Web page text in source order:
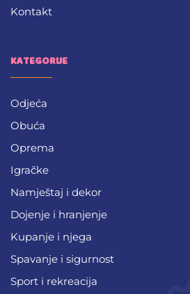
Kontakt
KATEGORIJE
Odjeća
Obuća
Oprema
Igračke
Namještaj i dekor
Dojenje i hranjenje
Kupanje i njega
Spavanje i sigurnost
Sport i rekreacija